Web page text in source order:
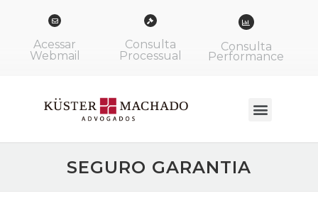
Acessar
Webmail
Consulta
Processual
Consulta
Performance
SEGURO GARANTIA